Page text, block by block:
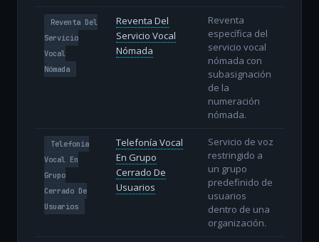
Reventa Del
Servicio
Vocal
Nómada
Reventa Del
Servicio Vocal
Nómada
Reventa
específica del
servicio vocal
nómada con
subasignación
de la
numeración
nómada.
Telefonía
Vocal En
Grupo
Cerrado De
Usuarios
Telefonía Vocal
En Grupo
Cerrado De
Usuarios
Servicio de voz
restringido a
un grupo
predefinido de
usuarios
dentro de una
organización.